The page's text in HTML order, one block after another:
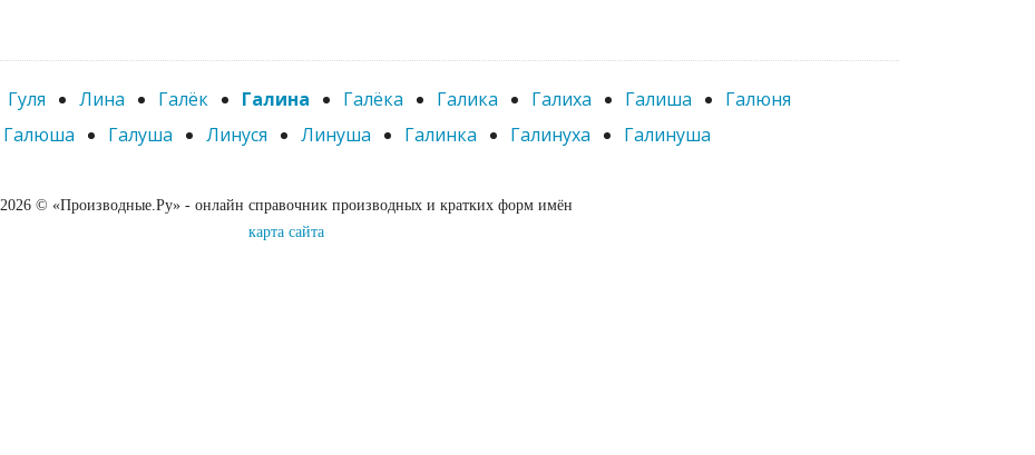
Гуля Лина Галёк Галина Галёка Галика Галиха Галиша
Галюня
Галюша Галуша Линуся Линуша Галинка Галинуха Галинуша
2026 © «Производные.Ру» - онлайн справочник производных и кратких форм имён
карта сайта